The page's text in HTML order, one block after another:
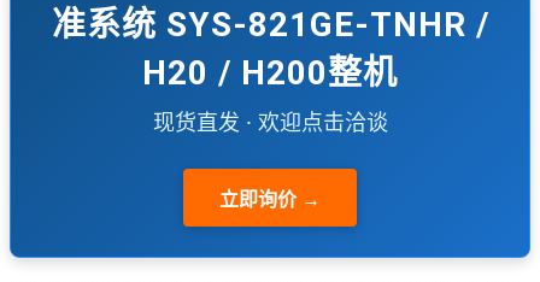
准系统 SYS-821GE-TNHR /
H20 / H200整机
现货直发 · 欢迎点击洽谈
立即询价 →